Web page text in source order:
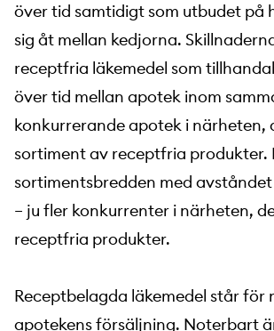
över tid samtidigt som utbudet på
sig åt mellan kedjorna.
receptfria läkemedel som
över tid mellan apotek inom
konkurrerande apotek i närheten,
sortiment av receptfria produkter.
sortimentsbredden med
– ju fler konkurrenter i närheten,
receptfria produkter.
Receptbelagda läkemedel står för
apotekens försäljning. Noterbart